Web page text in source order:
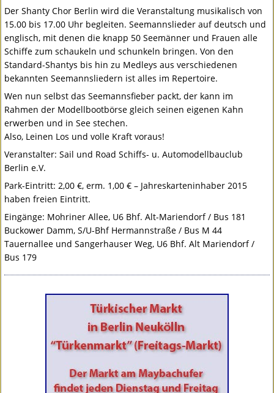
Der Shanty Chor Berlin wird die Veranstaltung musikalisch von
15.00 bis 17.00 Uhr begleiten. Seemannslieder auf deutsch und
englisch, mit denen die knapp 50 Seemänner und Frauen alle
Schiffe zum schaukeln und schunkeln bringen. Von den
Standard-Shantys bis hin zu Medleys aus verschiedenen
bekannten Seemannsliedern ist alles im Repertoire.
Wen nun selbst das Seemannsfieber packt, der kann im
Rahmen der Modellbootbörse gleich seinen eigenen Kahn
erwerben und in See stechen.
Also, Leinen Los und volle Kraft voraus!
Veranstalter: Sail und Road Schiffs- u. Automodellbauclub
Berlin e.V.
Park-Eintritt: 2,00 €, erm. 1,00 € – Jahreskarteninhaber 2015
haben freien Eintritt.
Eingänge: Mohriner Allee, U6 Bhf. Alt-Mariendorf / Bus 181
Buckower Damm, S/U-Bhf Hermannstraße / Bus M 44
Tauernallee und Sangerhauser Weg, U6 Bhf. Alt Mariendorf /
Bus 179